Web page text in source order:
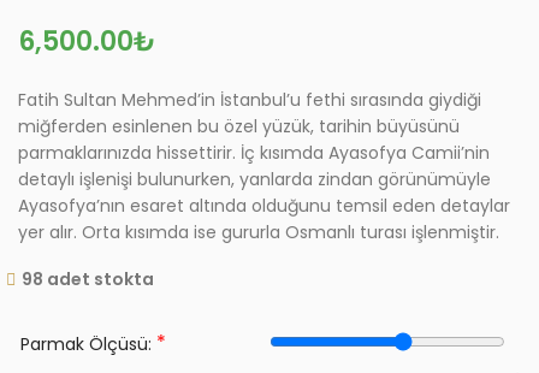
₺
Fatih Sultan Mehmed’in İstanbul’u fethi sırasında giydiği
miğferden esinlenen bu özel yüzük, tarihin büyüsünü
parmaklarınızda hissettirir. İç kısımda Ayasofya Camii’nin
detaylı işlenişi bulunurken, yanlarda zindan görünümüyle
Ayasofya’nın esaret altında olduğunu temsil eden detaylar
yer alır. Orta kısımda ise gururla Osmanlı turası işlenmiştir.
98 adet stokta
Parmak Ölçüsü: *